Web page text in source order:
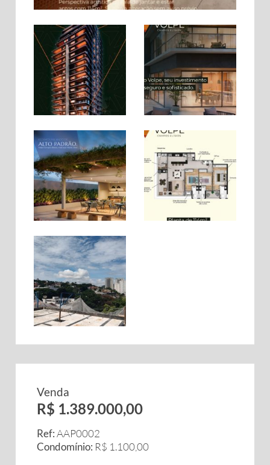
Venda
R$ 1.389.000,00
Ref:AAP0002
Condomínio: R$ 1.100,00